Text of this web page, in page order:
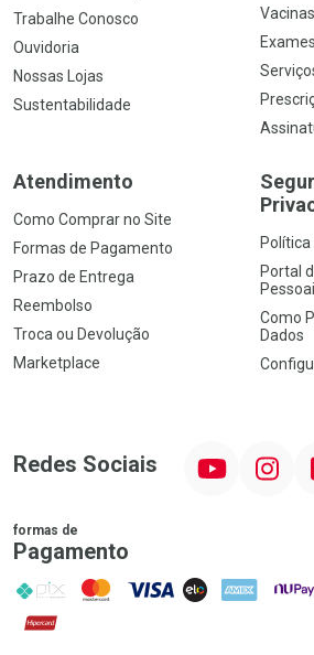
Trabalhe Conosco
Ouvidoria
Nossas Lojas
Sustentabilidade
Vacinas
Atendimento
Como Comprar no Site
Formas de Pagamento
Prazo de Entrega
Reembolso
Troca ou Devolução
Marketplace
Portal
Como
Dados
Redes Sociais Instagram
formas de
Pagamento
PIX MasterCard
VISA ELO AMEX NuPay
Hipercard